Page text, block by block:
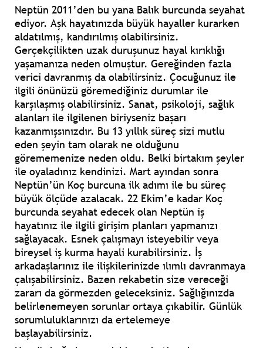
Neptün 2011’den bu yana Balık burcunda seyahat
ediyor. Aşk hayatınızda büyük hayaller kurarken
aldatılmış, kandırılmış olabilirsiniz.
Gerçekçilikten uzak duruşunuz hayal kırıklığı
yaşamanıza neden olmuştur. Gereğinden fazla
verici davranmış da olabilirsiniz. Çocuğunuz ile
ilgili önünüzü göremediğiniz durumlar ile
karşılaşmış olabilirsiniz. Sanat, psikoloji, sağlık
alanları ile ilgilenen biriyseniz başarı
kazanmışsınızdır. Bu 13 yıllık süreç sizi mutlu
eden şeyin tam olarak ne olduğunu
görememenize neden oldu. Belki birtakım şeyler
ile oyaladınız kendinizi. Mart ayından sonra
Neptün’ün Koç burcuna ilk adımı ile bu süreç
büyük ölçüde azalacak. 22 Ekim’e kadar Koç
burcunda seyahat edecek olan Neptün iş
hayatınız ile ilgili girişim planları yapmanızı
sağlayacak. Esnek çalışmayı isteyebilir veya
bireysel iş kurma hayali kurabilirsiniz. İş
arkadaşlarınız ile ilişkilerinizde ılımlı davranmaya
çalışabilirsiniz. Bazen rekabetin size vereceği
zararı da görmezden geleceksiniz. Sağlığınızda
belirlenemeyen sorunlar ortaya çıkabilir. Günlük
sorumluluklarınızı da ertelemeye
başlayabilirsiniz.